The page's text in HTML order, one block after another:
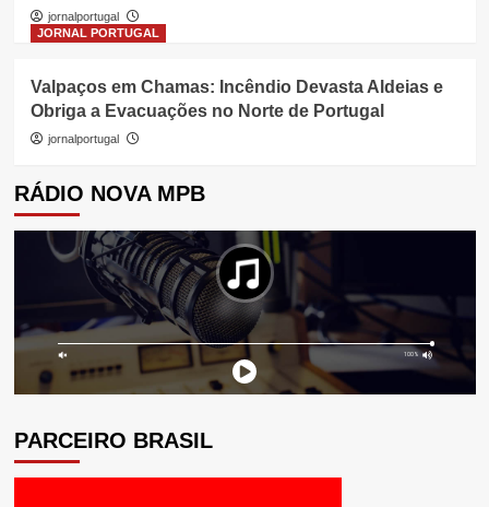
jornalportugal
JORNAL PORTUGAL
Valpaços em Chamas: Incêndio Devasta Aldeias e
Obriga a Evacuações no Norte de Portugal
jornalportugal
RÁDIO NOVA MPB
PARCEIRO BRASIL